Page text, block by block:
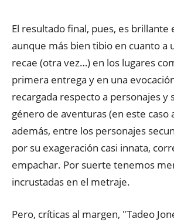
El resultado final, pues, es brillante
aunque más bien tibio en cuanto a
recae (otra vez…) en los lugares
primera entrega y en una
recargada respecto a personajes y
género de aventuras (en este caso
además, entre los personajes
por su exageración casi innata,
empachar. Por suerte tenemos
incrustadas en el metraje.
Pero, críticas al margen, "Tadeo